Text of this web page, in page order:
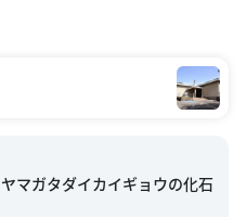
ヤマガタダイカイギョウの化石